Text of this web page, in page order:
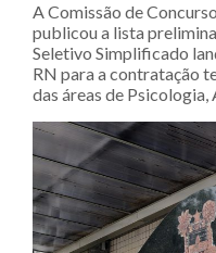
A Comissão de
publicou a lista
Seletivo Simplificado
RN para a contratação
das áreas de Psicologia,